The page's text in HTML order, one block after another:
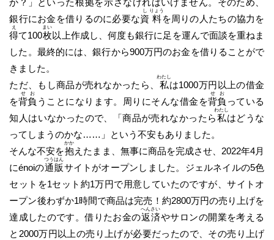
か？」といった根拠を示さなければいけません。そのため、
銀行にお金を借りるのに必要な資
し
料
りょう
を周りの人たちの協力を
得
え
て100枚
まい
以上作成し、何度も銀行に足を運んで面談を重ねま
した。最終的には、銀行から900万円のお金を借りることがで
きました。
ただ、もし商品が売れなかったら、 私
わたし
は1000万円以上の借金
を背
せ
負
お
うことになります。周りにそんな借金を背
せ
負
お
っている
知人はいなかったので、「商品が売れなかったら私
わたし
はどうな
ってしまうのかな……」という不安もありました。
そんな不安を抱
かか
えたまま、無事に商品を完成させ、2022年4月
にénoiの通
つう
販
はん
サイトがオープンしました。ジェルネイルの5色
セットを1セット約1万円で用意していたのですが、サイトオ
ープン後わずか1時間で商品は完売！約2800万円の売り上げを
達成したのです。借りたお金の返
へん
済
さい
やサロンの開業を考える
と2000万円以上の売り上げが必要だったので、その売り上げ